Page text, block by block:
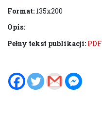
Format: 135x200
Opis:
Pełny tekst publikacji: PDF